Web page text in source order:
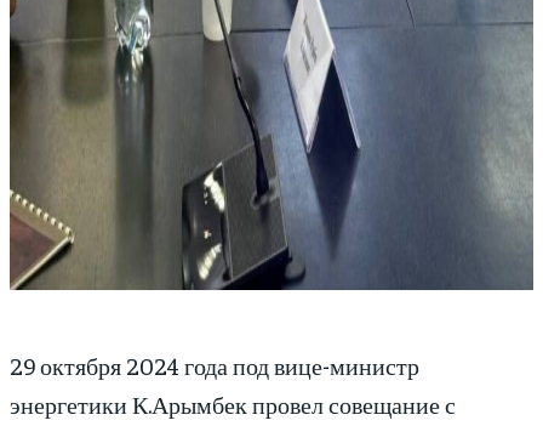
29 октября 2024 года под вице-министр
энергетики К.Арымбек провел совещание с